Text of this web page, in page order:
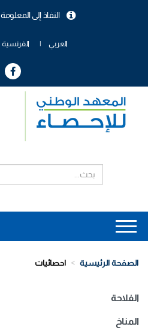
النفاذ إلى المعلومة
العربي الفرنسية
Main
navigation
الصفحة الرئيسية احصائيات
الفلاحة
المناخ